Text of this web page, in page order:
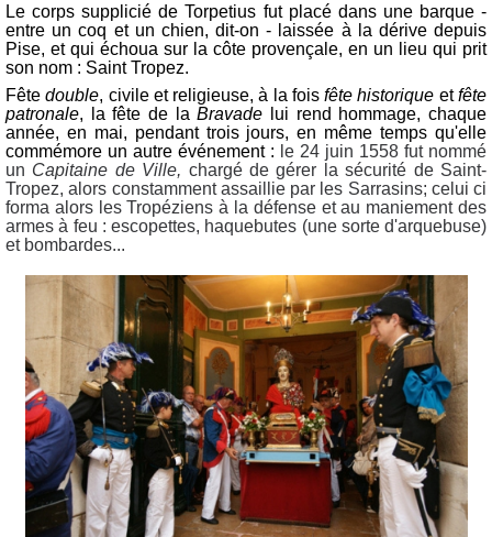
Le corps supplicié de Torpetius fut placé dans une barque -
entre un coq et un chien, dit-on - laissée à la dérive depuis
Pise, et qui échoua sur la côte provençale, en un lieu qui prit
son nom : Saint Tropez.
Fêtedouble, civile et religieuse, à la foisfête historique etfête
patronale, la fête de laBravade lui rend hommage, chaque
année, en mai, pendant trois jours, en même temps qu'elle
commémore un autre événement : le 24 juin 1558 fut nommé
un Capitaine de Ville, chargé de gérer la sécurité de Saint-
Tropez, alors constamment assaillie par les Sarrasins; celui ci
forma alors les Tropéziens à la défense et au maniement des
armes à feu : escopettes, haquebutes (une sorte d'arquebuse)
et bombardes...